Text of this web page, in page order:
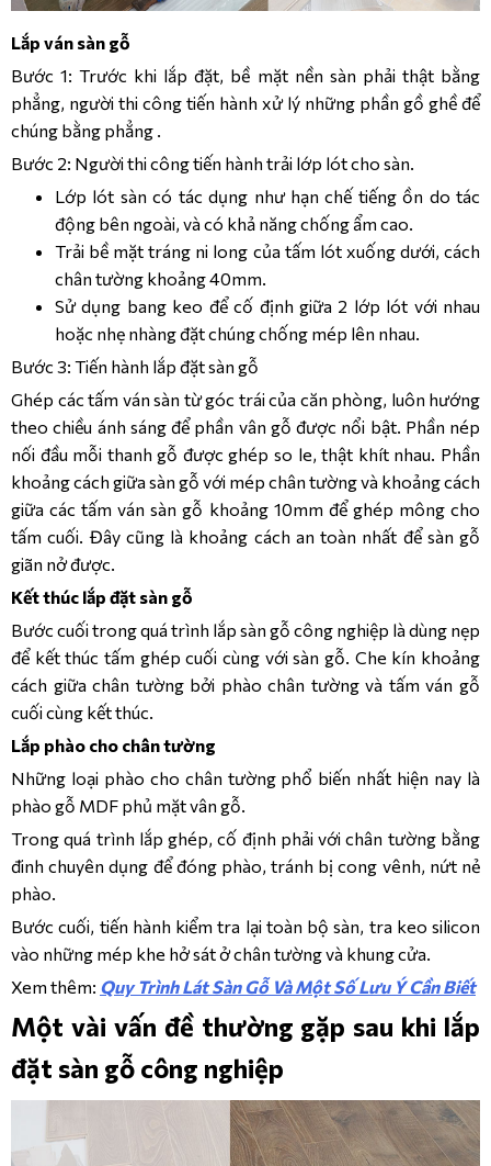
Lắp ván sàn gỗ
Bước 1: Trước khi lắp đặt, bề mặt nền sàn phải thật bằng
phẳng, người thi công tiến hành xử lý những phần gồ ghề để
chúng bằng phẳng .
Bước 2: Người thi công tiến hành trải lớp lót cho sàn.
Lớp lót sàn có tác dụng như hạn chế tiếng ồn do tác
động bên ngoài, và có khả năng chống ẩm cao.
Trải bề mặt tráng ni long của tấm lót xuống dưới, cách
chân tường khoảng 40mm.
Sử dụng bang keo để cố định giữa 2 lớp lót với nhau
hoặc nhẹ nhàng đặt chúng chống mép lên nhau.
Bước 3: Tiến hành lắp đặt sàn gỗ
Ghép các tấm ván sàn từ góc trái của căn phòng, luôn hướng
theo chiều ánh sáng để phần vân gỗ được nổi bật. Phần nép
nối đầu mỗi thanh gỗ được ghép so le, thật khít nhau. Phần
khoảng cách giữa sàn gỗ với mép chân tường và khoảng cách
giữa các tấm ván sàn gỗ khoảng 10mm để ghép mông cho
tấm cuối. Đây cũng là khoảng cách an toàn nhất để sàn gỗ
giãn nở được.
Kết thúc lắp đặt sàn gỗ
Bước cuối trong quá trình lắp sàn gỗ công nghiệp là dùng nẹp
để kết thúc tấm ghép cuối cùng với sàn gỗ. Che kín khoảng
cách giữa chân tường bởi phào chân tường và tấm ván gỗ
cuối cùng kết thúc.
Lắp phào cho chân tường
Những loại phào cho chân tường phổ biến nhất hiện nay là
phào gỗ MDF phủ mặt vân gỗ.
Trong quá trình lắp ghép, cố định phải với chân tường bằng
đinh chuyên dụng để đóng phào, tránh bị cong vênh, nứt nẻ
phào.
Bước cuối, tiến hành kiểm tra lại toàn bộ sàn, tra keo silicon
vào những mép khe hở sát ở chân tường và khung cửa.
Xem thêm: Quy Trình Lát Sàn Gỗ Và Một Số Lưu Ý Cần Biết
Một vài vấn đề thường gặp sau khi lắp
đặt sàn gỗ công nghiệp